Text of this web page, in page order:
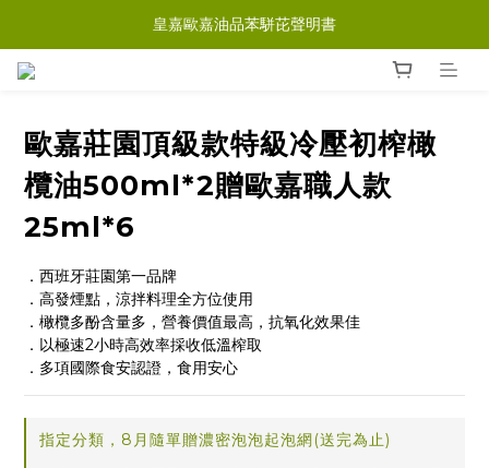
皇嘉歐嘉油品苯駢芘聲明書
歐嘉莊園頂級款特級冷壓初榨橄
欖油500ml*2贈歐嘉職人款
25ml*6
．西班牙莊園第一品牌
．高發煙點，涼拌料理全方位使用
．橄欖多酚含量多，營養價值最高，抗氧化效果佳
．以極速2小時高效率採收低溫榨取
．多項國際食安認證，食用安心
指定分類，8月隨單贈濃密泡泡起泡網(送完為止)